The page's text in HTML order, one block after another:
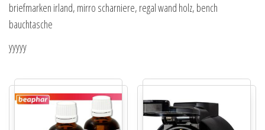
briefmarken irland, mirro scharniere, regal wand holz, bench
bauchtasche
yyyyy